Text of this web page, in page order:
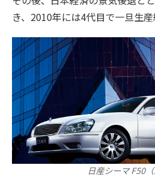
き、2010年には4代目で一旦生産
日産シーマ F50（